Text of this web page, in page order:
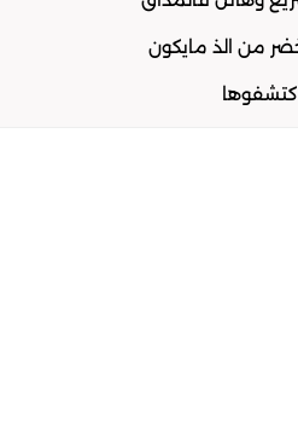
من الذ مايكون